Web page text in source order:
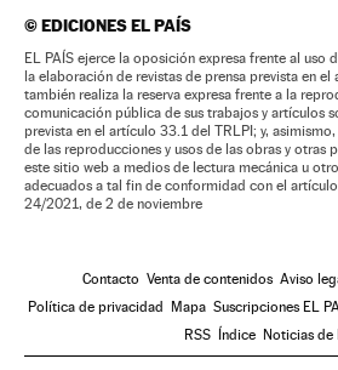
©EDICIONES EL PAÍS
EL PAÍS ejerce la oposición expresa frente al uso
la elaboración de revistas de prensa prevista en
también realiza la reserva expresa frente a la
comunicación pública de sus trabajos y artículos
prevista en el artículo 33.1 del TRLPI; y, asimismo,
de las reproducciones y usos de las obras y otras
este sitio web a medios de lectura mecánica u
adecuados a tal fin de conformidad con el
24/2021, de 2 de noviembre
Contacto Venta de contenidos Aviso
Política de privacidad
Mapa Suscripciones EL
RSS
Índice Noticias de